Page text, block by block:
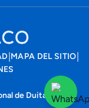
MAPA DEL SITIO
de Duitama